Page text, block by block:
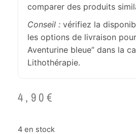
comparer des produits
Conseil : vérifiez la
les options de livraison
Aventurine bleue” dans la
Lithothérapie.
4,90€
4 en stock